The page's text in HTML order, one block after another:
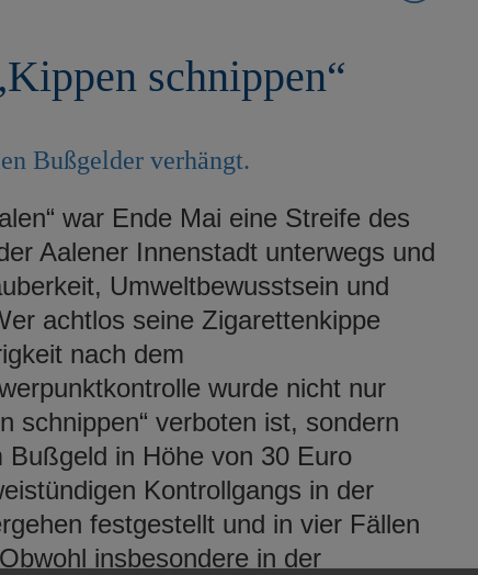
schnippen“
Bußgelder verhängt.
war Ende Mai eine Streife des
Aalener Innenstadt unterwegs und
Umweltbewusstsein und
achtlos seine Zigarettenkippe
nach dem
wurde nicht nur
schnippen“ verboten ist, sondern
in Höhe von 30 Euro
Kontrollgangs in der
festgestellt und in vier Fällen
insbesondere in der